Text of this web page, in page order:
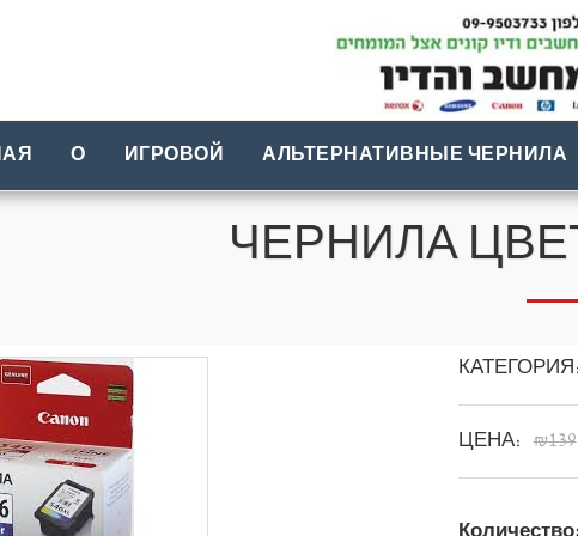
О ИГРОВОЙ АЛЬТЕРНАТИВНЫЕ ЧЕРНИЛА
ЧЕРНИЛА ЦВЕТ
КАТЕГОРИЯ:
ЦЕНА: ₪139